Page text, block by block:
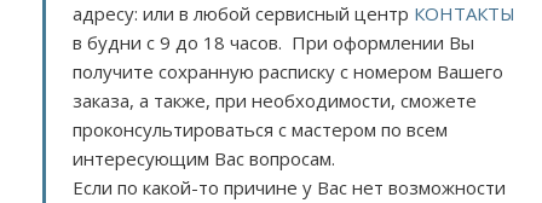
адресу: или в любой сервисный центр КОНТАКТЫ
в будни с 9 до 18 часов. При оформлении Вы
получите сохранную расписку с номером Вашего
заказа, а также, при необходимости, сможете
проконсультироваться с мастером по всем
интересующим Вас вопросам.
Если по какой-то причине у Вас нет возможности